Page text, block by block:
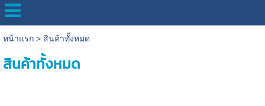
หน้าแรก> สินค้าทั้งหมด
สินค้าทั้งหมด